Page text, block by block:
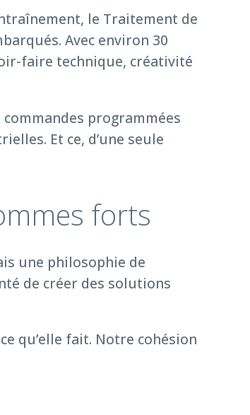
le Traitement de
Avec environ 30
faire technique, créativité
commandes programmées
Et ce, d’une seule
forts
une philosophie de
de créer des solutions
qu’elle fait. Notre cohésion